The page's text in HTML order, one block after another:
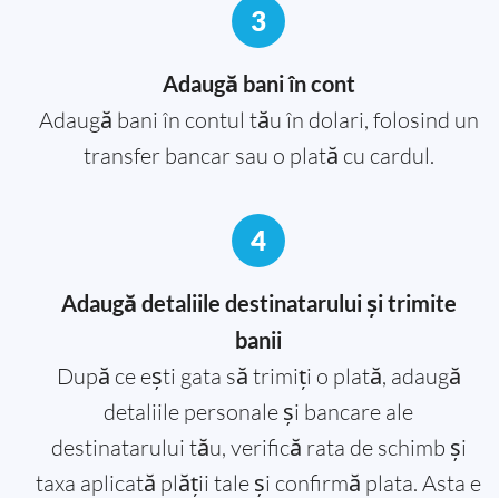
3
Adaugă bani în cont
Adaugă bani în contul tău în dolari, folosind un
transfer bancar sau o plată cu cardul.
4
Adaugă detaliile destinatarului și trimite
banii
După ce ești gata să trimiți o plată, adaugă
detaliile personale și bancare ale
destinatarului tău, verifică rata de schimb și
taxa aplicată plății tale și confirmă plata. Asta e